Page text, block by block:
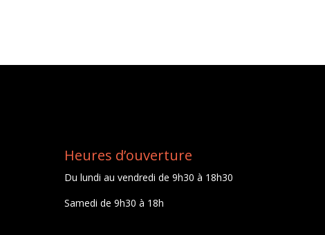
Heures d’ouverture
Du lundi au vendredi de 9h30 à 18h30
Samedi de 9h30 à 18h